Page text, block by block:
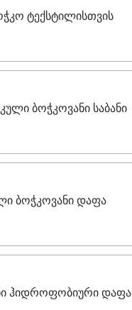
ტექსტილისთვის
ბოჭკოვანი საბანი
ბოჭკოვანი დაფა
ჰიდროფობიური დაფა